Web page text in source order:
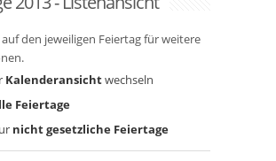
auf den jeweiligen Feiertag für weitere
Kalenderansichtwechseln
Feiertage
nicht gesetzliche Feiertage